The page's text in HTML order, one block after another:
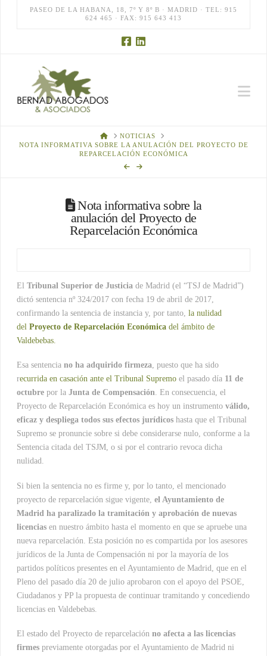
PASEO DE LA HABANA, 18, 7º Y 8º B · MADRID · TEL: 915
624 465 · FAX: 915 643 413
HOMENOTICIAS
NOTA INFORMATIVA SOBRE LA ANULACIÓN DEL PROYECTO DE
REPARCELACIÓN ECONÓMICA
Nota informativa sobre la
anulación del Proyecto de
Reparcelación Económica
El Tribunal Superior de Justiciade Madrid (el “TSJ de Madrid”)
dictó sentencia nº 324/2017 con fecha 19 de abril de 2017,
confirmando la sentencia de instancia y, por tanto, la nulidad
del Proyecto de Reparcelación Económicadel ámbito de
Valdebebas.
Esa sentenciano ha adquirido firmeza, puesto que ha sido
recurrida en casación ante el Tribunal Supremo el pasado día 11 de
octubrepor la Junta de Compensación. En consecuencia, el
Proyecto de Reparcelación Económica es hoy un instrumentoválido,
eficaz y despliega todos sus efectos jurídicoshasta que el Tribunal
Supremo se pronuncie sobre si debe considerarse nulo, conforme a la
Sentencia citada del TSJM, o si por el contrario revoca dicha
nulidad.
Si bien la sentencia no es firme y, por lo tanto, el mencionado
proyecto de reparcelación sigue vigente, el Ayuntamiento de
Madrid ha paralizado la tramitación y aprobación de nuevas
licencias en nuestro ámbito hasta el momento en que se apruebe una
nueva reparcelación. Esta posición no es compartida por los asesores
jurídicos de la Junta de Compensación ni por la mayoría de los
partidos políticos presentes en el Ayuntamiento de Madrid, que en el
Pleno del pasado día 20 de julio aprobaron con el apoyo del PSOE,
Ciudadanos y PP la propuesta de continuar tramitando y concediendo
licencias en Valdebebas.
El estado del Proyecto de reparcelación no afecta a las licencias
firmes previamente otorgadas por el Ayuntamiento de Madrid ni